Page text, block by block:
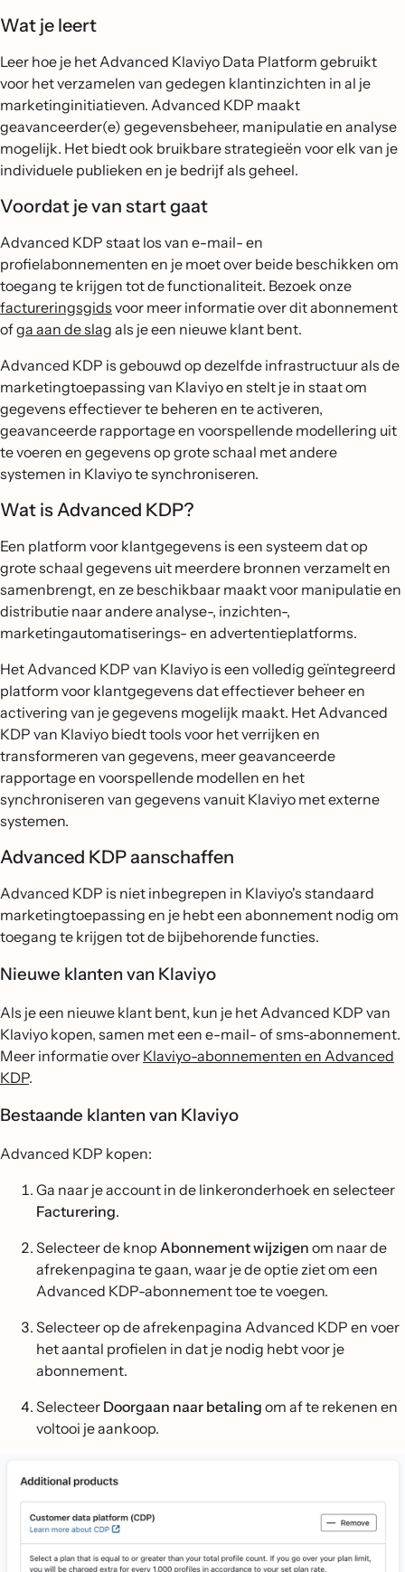
Wat je leert
Leer hoe je het Advanced Klaviyo Data Platform gebruikt
voor het verzamelen van gedegen klantinzichten in al je
marketinginitiatieven. Advanced KDP maakt
geavanceerder(e) gegevensbeheer, manipulatie en analyse
mogelijk. Het biedt ook bruikbare strategieën voor elk van je
individuele publieken en je bedrijf als geheel.
Voordat je van start gaat
Advanced KDP staat los van e-mail- en
profielabonnementen en je moet over beide beschikken om
toegang te krijgen tot de functionaliteit. Bezoek onze
factureringsgids voor meer informatie over dit abonnement
ofga aan de slag als je een nieuwe klant bent.
Advanced KDP is gebouwd op dezelfde infrastructuur als de
marketingtoepassing van Klaviyo en stelt je in staat om
gegevens effectiever te beheren en te activeren,
geavanceerde rapportage en voorspellende modellering uit
te voeren en gegevens op grote schaal met andere
systemen in Klaviyo te synchroniseren.
Wat is Advanced KDP?
Een platform voor klantgegevens is een systeem dat op
grote schaal gegevens uit meerdere bronnen verzamelt en
samenbrengt, en ze beschikbaar maakt voor manipulatie en
distributie naar andere analyse-, inzichten-,
marketingautomatiserings- en advertentieplatforms.
Het Advanced KDP van Klaviyo is een volledig geïntegreerd
platform voor klantgegevens dat effectiever beheer en
activering van je gegevens mogelijk maakt. Het Advanced
KDP van Klaviyo biedt tools voor het verrijken en
transformeren van gegevens, meer geavanceerde
rapportage en voorspellende modellen en het
synchroniseren van gegevens vanuit Klaviyo met externe
systemen.
Advanced KDP aanschaffen
Advanced KDP is niet inbegrepen in Klaviyo's standaard
marketingtoepassing en je hebt een abonnement nodig om
toegang te krijgen tot de bijbehorende functies.
Nieuwe klanten van Klaviyo
Als je een nieuwe klant bent, kun je het Advanced KDP van
Klaviyo kopen, samen met een e-mail- of sms-abonnement.
Meer informatie over Klaviyo-abonnementen en Advanced
KDP.
Bestaande klanten van Klaviyo
Advanced KDP kopen:
Ga naar je account in de linkeronderhoek en selecteer
Facturering.
Selecteer de knop Abonnement wijzigen om naar de
afrekenpagina te gaan, waar je de optie ziet om een
Advanced KDP-abonnement toe te voegen.
Selecteer op de afrekenpagina Advanced KDP en voer
het aantal profielen in dat je nodig hebt voor je
abonnement.
Selecteer Doorgaan naar betaling om af te rekenen en
voltooi je aankoop.